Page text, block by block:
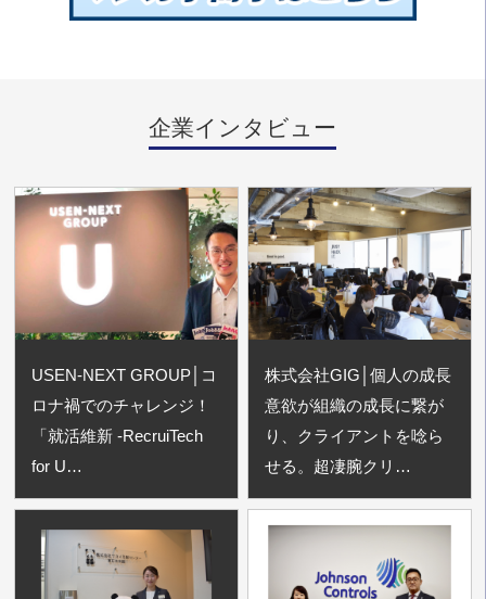
企業インタビュー
USEN-NEXT GROUP│コ
ロナ禍でのチャレンジ！
「就活維新 -RecruiTech
for U…
株式会社GIG│個人の成長
意欲が組織の成長に繋が
り、クライアントを唸ら
せる。超凄腕クリ…